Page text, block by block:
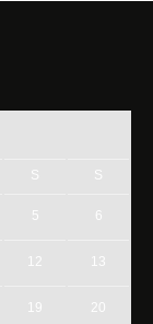
S S
5 6
12 13
19 20